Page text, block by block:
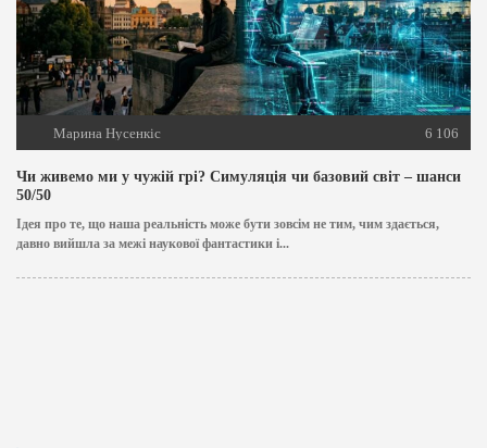
Марина Нусенкіс 6 106
Чи живемо ми у чужій грі? Симуляція чи базовий світ – шанси
50/50
Ідея про те, що наша реальність може бути зовсім не тим, чим здається,
давно вийшла за межі наукової фантастики і...